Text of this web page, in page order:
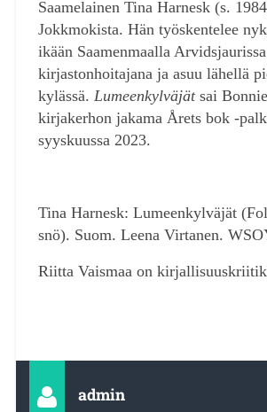
Saamelainen Tina Harnesk (s.
Jokkmokista. Hän työskentelee
ikään Saamenmaalla Arvidsjaurissa
kirjastonhoitajana ja asuu lähellä
kylässä. Lumeenkylväjätsai
kirjakerhon jakama Årets bok -
syyskuussa 2023.
Tina Harnesk: Lumeenkylväjät
snö). Suom. Leena Virtanen.
Riitta Vaismaa on
admin